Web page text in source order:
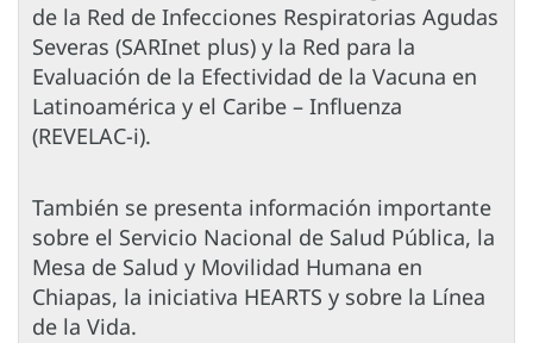
de la Red de Infecciones Respiratorias Agudas
Severas (SARInet plus) y la Red para la
Evaluación de la Efectividad de la Vacuna en
Latinoamérica y el Caribe – Influenza
(REVELAC-i).
También se presenta información importante
sobre el Servicio Nacional de Salud Pública, la
Mesa de Salud y Movilidad Humana en
Chiapas, la iniciativa HEARTS y sobre la Línea
de la Vida.